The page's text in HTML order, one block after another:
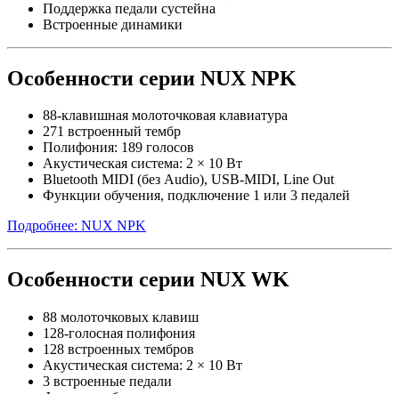
Поддержка педали сустейна
Встроенные динамики
Особенности серии NUX NPK
88-клавишная молоточковая клавиатура
271 встроенный тембр
Полифония: 189 голосов
Акустическая система: 2 × 10 Вт
Bluetooth MIDI (без Audio), USB-MIDI, Line Out
Функции обучения, подключение 1 или 3 педалей
Подробнее: NUX NPK
Особенности серии NUX WK
88 молоточковых клавиш
128-голосная полифония
128 встроенных тембров
Акустическая система: 2 × 10 Вт
3 встроенные педали